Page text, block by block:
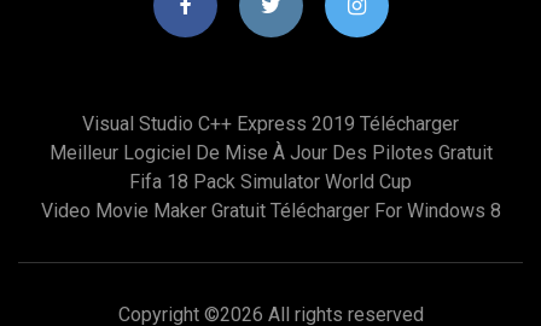
Visual Studio C++ Express 2019 Télécharger
Meilleur Logiciel De Mise À Jour Des Pilotes Gratuit
Fifa 18 Pack Simulator World Cup
Video Movie Maker Gratuit Télécharger For Windows 8
Copyright ©2026 All rights reserved